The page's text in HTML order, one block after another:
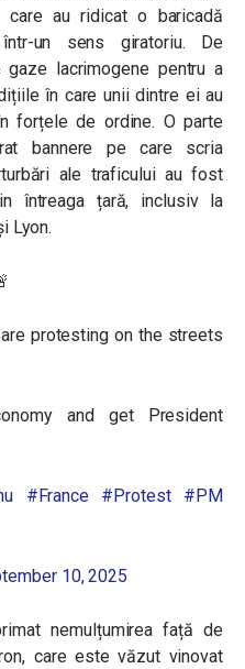
au ridicat o baricadă
un sens giratoriu. De
lacrimogene pentru a
în care unii dintre ei au
forțele de ordine. O parte
bannere pe care scria
ale traficului au fost
întreaga țară, inclusiv la
Lyon.
protesting on the streets
and get President
#France #Protest
#PM
10, 2025
nemulțumirea față de
care este văzut vinovat